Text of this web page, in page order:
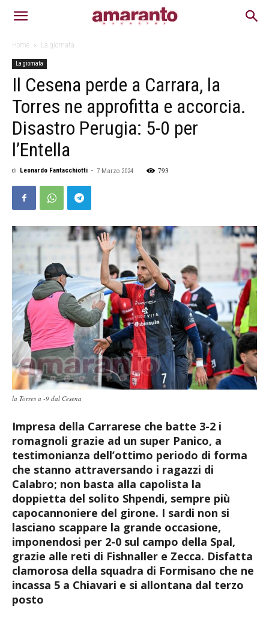
Home La giornata
La giornata
Il Cesena perde a Carrara, la
Torres ne approfitta e accorcia.
Disastro Perugia: 5-0 per
l’Entella
di Leonardo Fantacchiotti - 7 Marzo 2024 793
la Torres a -9 dal Cesena
Impresa della Carrarese che batte 3-2 i
romagnoli grazie ad un super Panico, a
testimonianza dell’ottimo periodo di forma
che stanno attraversando i ragazzi di
Calabro; non basta alla capolista la
doppietta del solito Shpendi, sempre più
capocannoniere del girone. I sardi non si
lasciano scappare la grande occasione,
imponendosi per 2-0 sul campo della Spal,
grazie alle reti di Fishnaller e Zecca. Disfatta
clamorosa della squadra di Formisano che ne
incassa 5 a Chiavari e si allontana dal terzo
posto